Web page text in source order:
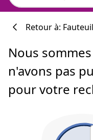
Retour à:
Nous
n'avons pas
pour votre